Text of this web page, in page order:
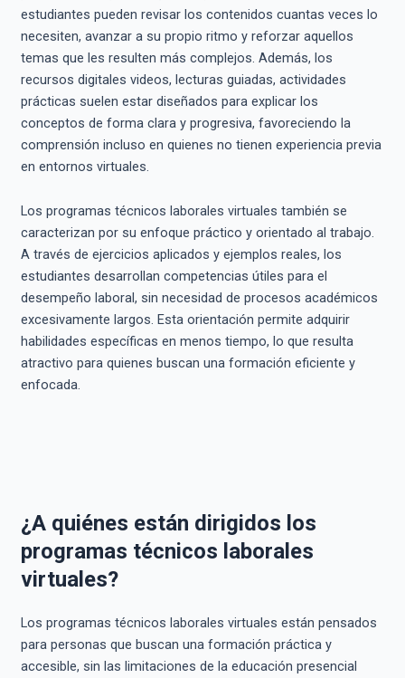
estudiantes pueden revisar los contenidos cuantas veces lo
necesiten, avanzar a su propio ritmo y reforzar aquellos
temas que les resulten más complejos. Además, los
recursos digitales videos, lecturas guiadas, actividades
prácticas suelen estar diseñados para explicar los
conceptos de forma clara y progresiva, favoreciendo la
comprensión incluso en quienes no tienen experiencia previa
en entornos virtuales.
Los programas técnicos laborales virtuales también se
caracterizan por su enfoque práctico y orientado al trabajo.
A través de ejercicios aplicados y ejemplos reales, los
estudiantes desarrollan competencias útiles para el
desempeño laboral, sin necesidad de procesos académicos
excesivamente largos. Esta orientación permite adquirir
habilidades específicas en menos tiempo, lo que resulta
atractivo para quienes buscan una formación eficiente y
enfocada.
¿A quiénes están dirigidos los
programas técnicos laborales
virtuales?
Los programas técnicos laborales virtuales están pensados
para personas que buscan una formación práctica y
accesible, sin las limitaciones de la educación presencial